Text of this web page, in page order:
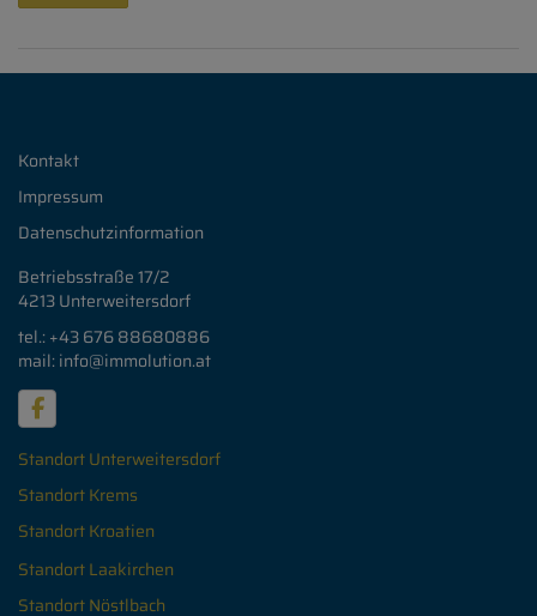
Kontakt
Impressum
Datenschutzinformation
Betriebsstraße 17/2
4213 Unterweitersdorf
tel.: +43 67688680886
mail: info@immolution.at
Standort Unterweitersdorf
Standort Krems
Standort Kroatien
Standort Laakirchen
Standort Nöstlbach